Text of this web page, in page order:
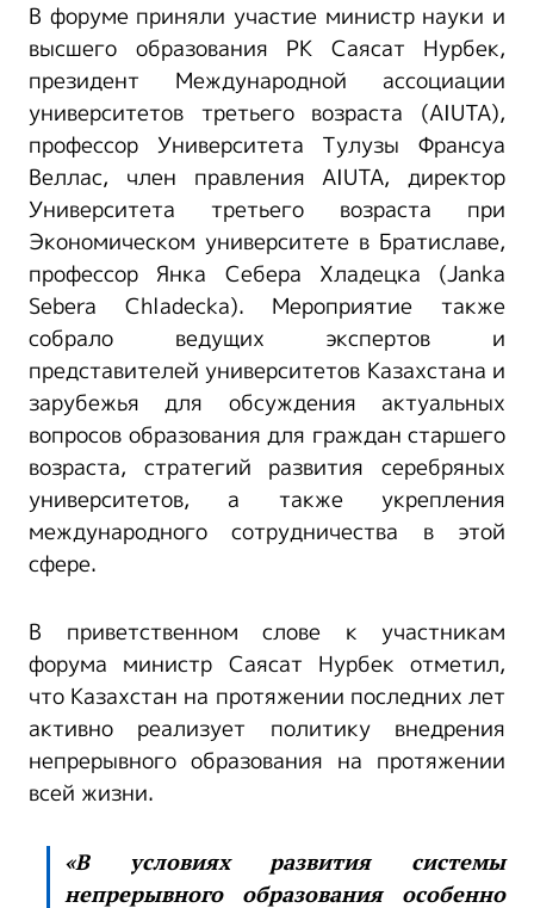
В форуме приняли участие министр науки и
высшего образования РК Саясат Нурбек,
президент Международной ассоциации
университетов третьего возраста (AIUTA),
профессор Университета Тулузы Франсуа
Веллас, член правления AIUTA, директор
Университета третьего возраста при
Экономическом университете в Братиславе,
профессор Янка Себера Хладецка (Janka
Sebera Chladecka). Мероприятие также
собрало ведущих экспертов и
представителей университетов Казахстана и
зарубежья для обсуждения актуальных
вопросов образования для граждан старшего
возраста, стратегий развития серебряных
университетов, а также укрепления
международного сотрудничества в этой
сфере.
В приветственном слове к участникам
форума министр Саясат Нурбек отметил,
что Казахстан на протяжении последних лет
активно реализует политику внедрения
непрерывного образования на протяжении
всей жизни.
«В условиях развития системы
непрерывного образования особенно